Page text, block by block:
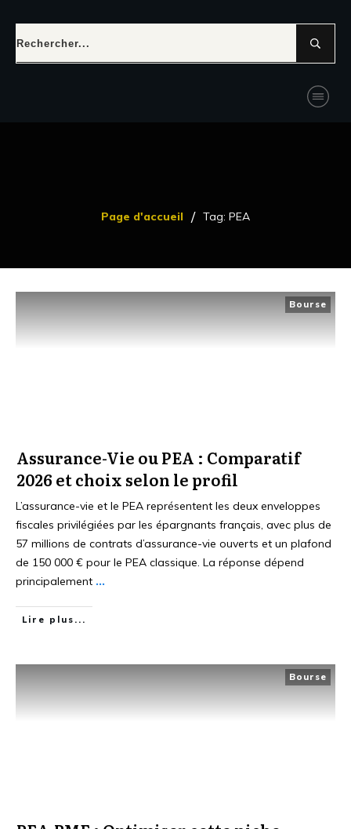
Page d'accueil / Tag: PEA
Bourse
Assurance-Vie ou PEA : Comparatif
2026 et choix selon le profil
L’assurance-vie et le PEA représentent les deux enveloppes
fiscales privilégiées par les épargnants français, avec plus de
57 millions de contrats d’assurance-vie ouverts et un plafond
de 150 000 € pour le PEA classique. La réponse dépend
principalement ...
Lire plus...
Bourse